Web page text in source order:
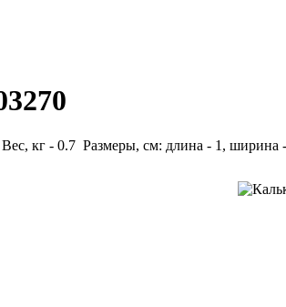
Вес, кг - 0.7 Размеры, см: длина - 1, ширина